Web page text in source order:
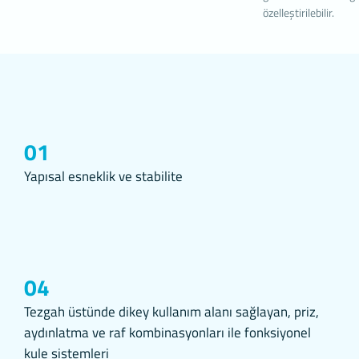
özelleştirilebilir.
01
Yapısal esneklik ve stabilite
04
Tezgah üstünde dikey kullanım alanı sağlayan, priz,
aydınlatma ve raf kombinasyonları ile fonksiyonel
kule sistemleri
İnternet
ve kullanım
sonraki
İnternet
İnternet
5651
Suçlarla
üzere,